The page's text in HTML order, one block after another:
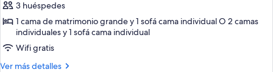
de
Habitación
Deluxe,
terraza
(1
3 huéspedes
1 cama de matrimonio grande y 1 sofá cama individual O 2 camas
individuales y 1 sofá cama individual
Wifi gratis
Ver más detalles
Más